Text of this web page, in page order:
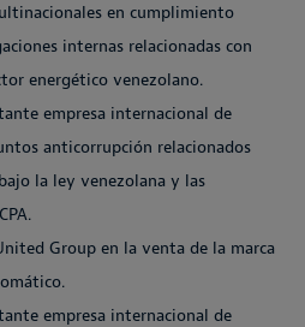
en cumplimiento
internas relacionadas con
energético venezolano.
empresa internacional de
anticorrupción relacionados
la ley venezolana y las
Group en la venta de la marca
empresa internacional de